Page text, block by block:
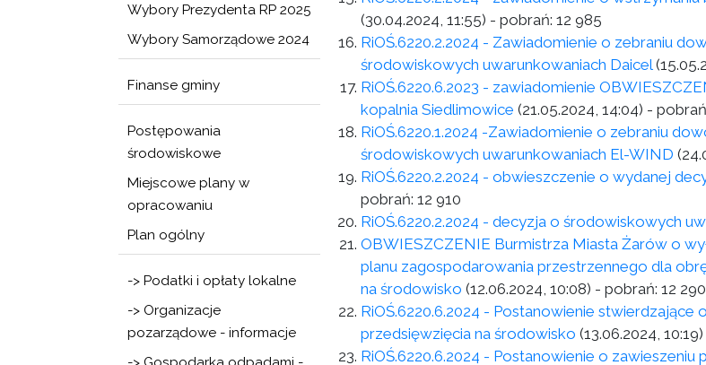
Wybory Prezydenta RP 2025
Wybory Samorządowe 2024
Finanse gminy
Postępowania
środowiskowe
Miejscowe plany w
opracowaniu
Plan ogólny
-> Podatki i opłaty lokalne
-> Organizacje
pozarządowe - informacje
(30.04.2024, 11:55) - pobrań: 12 985
RiOŚ.6220.2.2024 - Zawiadomienie o zebraniu
środowiskowych uwarunkowaniach Daicel
RiOŚ.6220.6.2023 - zawiadomienie
kopalnia Siedlimowice (21.05.2024, 14:04) -
RiOŚ.6220.1.2024 -Zawiadomienie o zebraniu
środowiskowych uwarunkowaniach El-WIND
RiOŚ.6220.2.2024 - obwieszczenie o wydanej
pobrań: 12 910
RiOŚ.6220.2.2024 - decyzja o środowiskowych
OBWIESZCZENIE Burmistrza Miasta Żarów o
planu zagospodarowania przestrzennego dla
na środowisko (12.06.2024, 10:08) - pobrań: 12 290
RiOŚ.6220.6.2024 - Postanowienie
przedsięwzięcia na środowisko (13.06.2024, 10:19)
RiOŚ.6220.6.2024 - Postanowienie o